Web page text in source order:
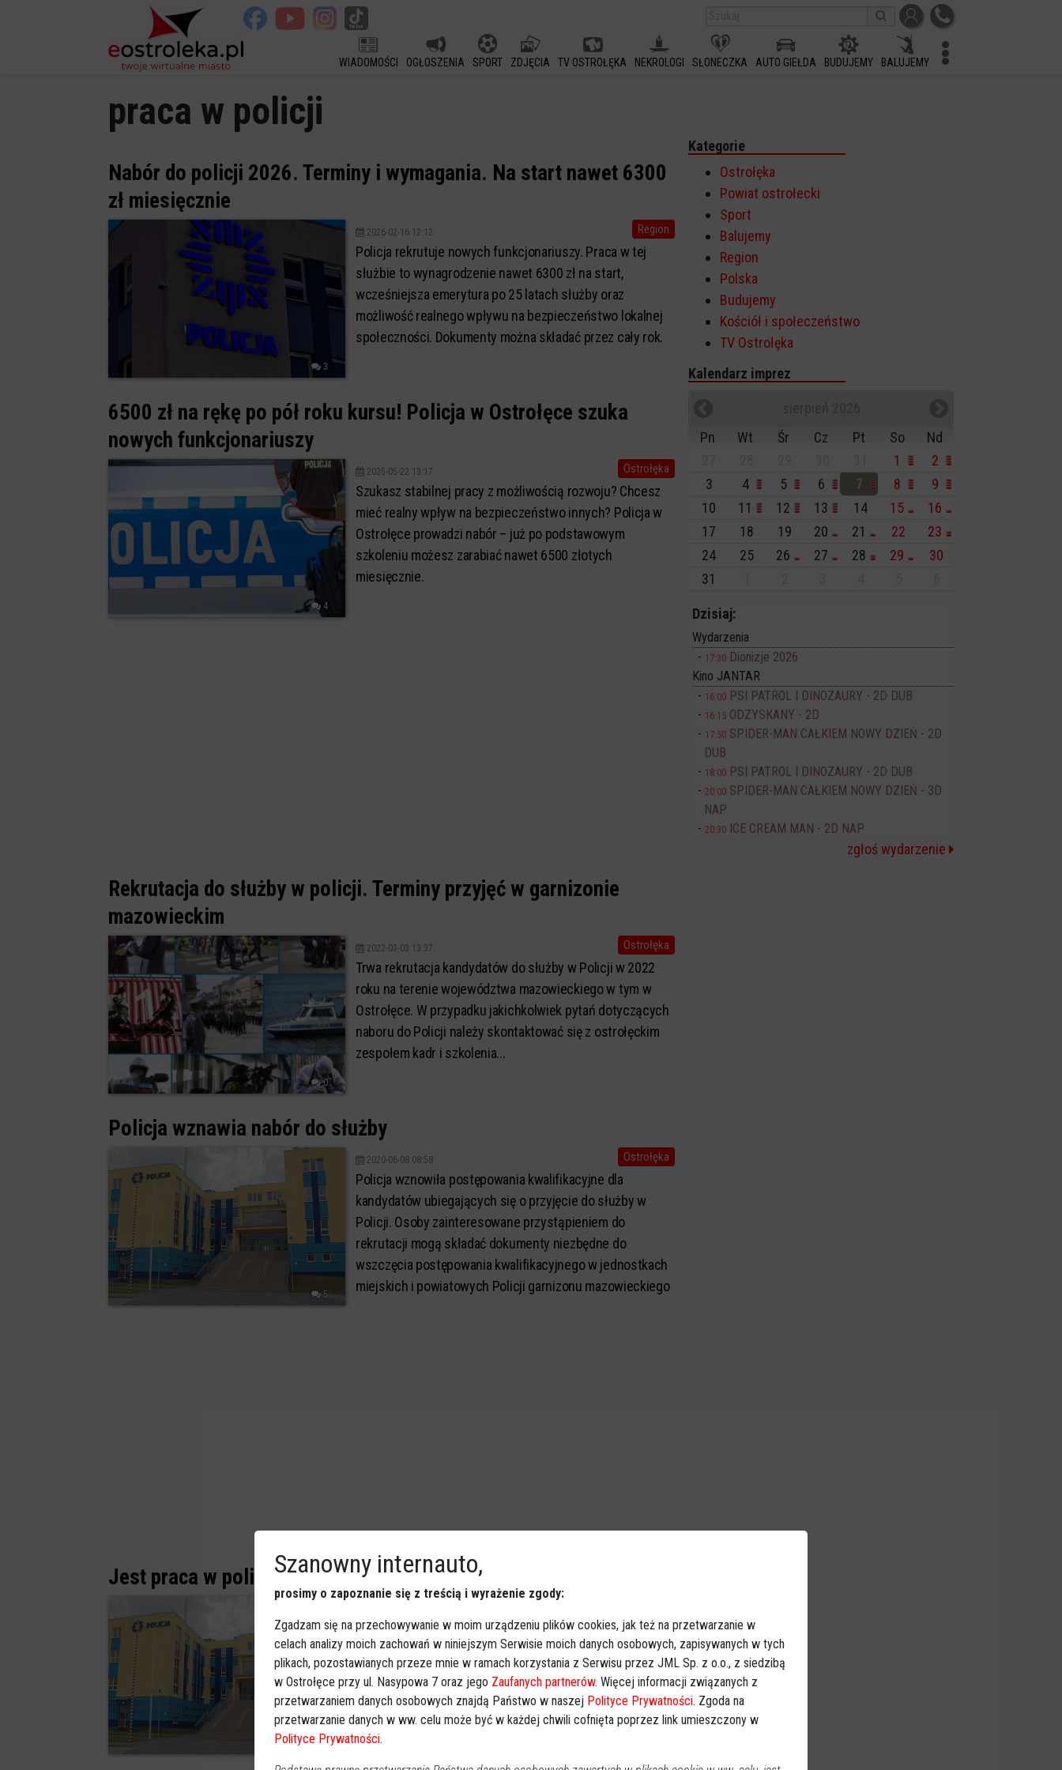
WIADOMOŚCI OGŁOSZENIA SPORT ZDJĘCIA TV OSTROŁĘKA NEKROLOGI SŁONECZKA AUTO GIEŁDA BUDUJEMY BALUJEMY
praca w policji
Nabór do policji 2026. Terminy i wymagania. Na start nawet 6300
zł miesięcznie
3
Region
2026-02-16 12:12
Policja rekrutuje nowych funkcjonariuszy. Praca w tej
służbie to wynagrodzenie nawet 6300 zł na start,
wcześniejsza emerytura po 25 latach służby oraz
możliwość realnego wpływu na bezpieczeństwo lokalnej
społeczności. Dokumenty można składać przez cały rok.
6500 zł na rękę po pół roku kursu! Policja w Ostrołęce szuka
nowych funkcjonariuszy
4
Ostrołęka
2025-05-22 13:17
Szukasz stabilnej pracy z możliwością rozwoju? Chcesz
mieć realny wpływ na bezpieczeństwo innych? Policja w
Ostrołęce prowadzi nabór – już po podstawowym
szkoleniu możesz zarabiać nawet 6500 złotych
miesięcznie.
Rekrutacja do służby w policji. Terminy przyjęć w garnizonie
mazowieckim
0
Ostrołęka
2022-03-03 13:37
Trwa rekrutacja kandydatów do służby w Policji w 2022
roku na terenie województwa mazowieckiego w tym w
Ostrołęce. W przypadku jakichkolwiek pytań dotyczących
naboru do Policji należy skontaktować się z ostrołęckim
zespołem kadr i szkolenia...
Policja wznawia nabór do służby
5
Ostrołęka
2020-06-08 08:58
Policja wznowiła postępowania kwalifikacyjne dla
kandydatów ubiegających się o przyjęcie do służby w
Policji. Osoby zainteresowane przystąpieniem do
rekrutacji mogą składać dokumenty niezbędne do
wszczęcia postępowania kwalifikacyjnego w jednostkach
miejskich i powiatowych Policji garnizonu mazowieckiego
Jest praca w policji. Właśnie rozpoczął się nabór
2
Komendant Wojewódzki Policji z siedzibą w Radomiu
ogłasza rozpoczęcie procedury rekrutacji kandydatów do
służby w Policji w 2018 roku na terenie województwa
mazowieckiego
Kategorie
Ostrołęka
Powiat ostrołecki
Sport
Balujemy
Region
Polska
Budujemy
Kościół i społeczeństwo
TV Ostrołęka
Kalendarz imprez
Pn
Wt Śr Cz Pt So
Nd
1
2
3
4 5 6 7 8
9
10
11 12 13 14 15
16
17
18 19 20 21 22
23
24
25 26 27 28 29
30
31
Dzisiaj:
Wydarzenia
17:30 Dionizje 2026
Kino JANTAR
16:00 PSI PATROL I DINOZAURY - 2D DUB
16:15 ODZYSKANY - 2D
17:50 SPIDER-MAN CAŁKIEM NOWY DZIEŃ - 2D
DUB
18:00 PSI PATROL I DINOZAURY - 2D DUB
20:00 SPIDER-MAN CAŁKIEM NOWY DZIEŃ - 3D
NAP
20:30 ICE CREAM MAN - 2D NAP
zgłoś wydarzenie
Szanowny internauto,
prosimy o zapoznanie się z treścią i wyrażenie zgody:
Zgadzam się na przechowywanie w moim urządzeniu plików cookies, jak też na przetwarzanie w
celach analizy moich zachowań w niniejszym Serwisie moich danych osobowych, zapisywanych w tych
plikach, pozostawianych przeze mnie w ramach korzystania z Serwisu przez JML Sp. z o.o., z siedzibą
w Ostrołęce przy ul. Nasypowa 7 oraz jego Zaufanych partnerów. Więcej informacji związanych z
przetwarzaniem danych osobowych znajdą Państwo w naszej Polityce Prywatności. Zgoda na
przetwarzanie danych w ww. celu może być w każdej chwili cofnięta poprzez link umieszczony w
Polityce Prywatności.